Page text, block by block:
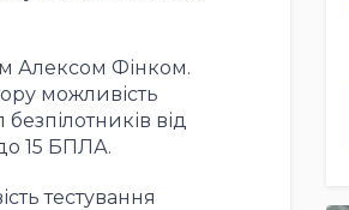
Алексом Фінком.
можливість
від
15 БПЛА.
тестування